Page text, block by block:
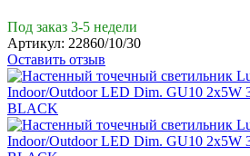
Под заказ 3-5 недели
Артикул: 22860/10/30
Оставить отзыв